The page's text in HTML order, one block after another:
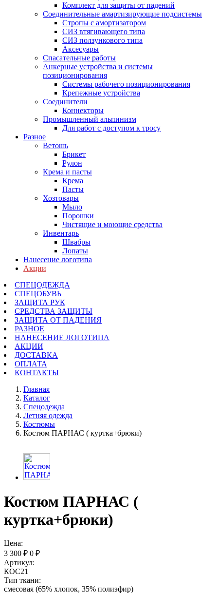
Комплект для защиты от падений
Соединительные амартизирующие подсистемы
Стропы с амортизатором
СИЗ втягивающего типа
СИЗ ползункового типа
Аксесуары
Спасательные работы
Анкерные устройства и системы
позиционирования
Системы рабочего позиционирования
Крепежные устройства
Соединители
Коннекторы
Промышленный альпинизм
Для работ с доступом к тросу
Разное
Ветошь
Брикет
Рулон
Крема и пасты
Крема
Пасты
Хозтовары
Мыло
Порошки
Чистящие и моющие средства
Инвентарь
Швабры
Лопаты
Нанесение логотипа
Акции
СПЕЦОДЕЖДА
СПЕЦОБУВЬ
ЗАЩИТА РУК
СРЕДСТВА ЗАЩИТЫ
ЗАЩИТА ОТ ПАДЕНИЯ
РАЗНОЕ
НАНЕСЕНИЕ ЛОГОТИПА
АКЦИИ
ДОСТАВКА
ОПЛАТА
КОНТАКТЫ
Главная
Каталог
Спецодежда
Летняя одежда
Костюмы
Костюм ПАРНАС ( куртка+брюки)
Костюм ПАРНАС (
куртка+брюки)
Цена:
3 300 ₽ 0 ₽
Артикул:
КОС21
Тип ткани:
смесовая (65% хлопок, 35% полиэфир)